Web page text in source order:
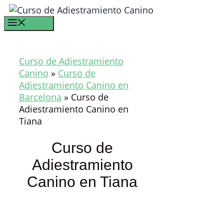
Saltar
al
contenido
Curso de Adiestramiento
Canino » Curso de
Adiestramiento Canino en
Barcelona » Curso de
Adiestramiento Canino en
Tiana
Curso de
Adiestramiento
Canino en Tiana